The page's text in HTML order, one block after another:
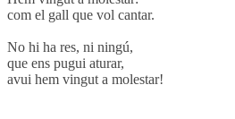
com el gall que vol cantar.
No hi ha res, ni ningú,
que ens pugui aturar,
avui hem vingut a molestar!